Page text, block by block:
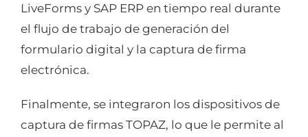
LiveForms y SAP ERP en tiempo real durante
el flujo de trabajo de generación del
formulario digital y la captura de firma
electrónica.
Finalmente, se integraron los dispositivos de
captura de firmas TOPAZ, lo que le permite al